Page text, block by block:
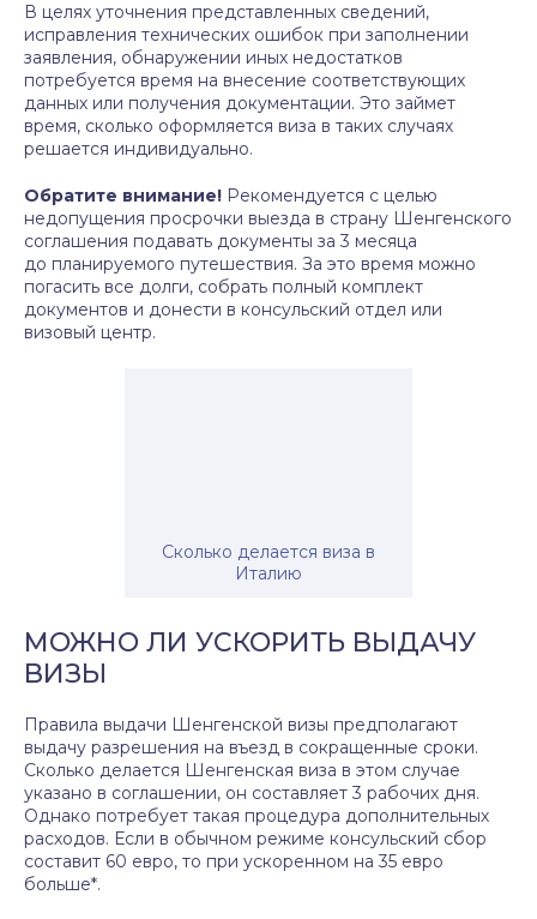
В целях уточнения представленных сведений,
исправления технических ошибок при заполнении
заявления, обнаружении иных недостатков
потребуется время на внесение соответствующих
данных или получения документации. Это займет
время, сколько оформляется виза в таких случаях
решается индивидуально.
Обратите внимание! Рекомендуется с целью
недопущения просрочки выезда в страну Шенгенского
соглашения подавать документы за 3 месяца
до планируемого путешествия. За это время можно
погасить все долги, собрать полный комплект
документов и донести в консульский отдел или
визовый центр.
Cколько делается виза в
Италию
МОЖНО ЛИ УСКОРИТЬ ВЫДАЧУ
ВИЗЫ
Правила выдачи Шенгенской визы предполагают
выдачу разрешения на въезд в сокращенные сроки.
Сколько делается Шенгенская виза в этом случае
указано в соглашении, он составляет 3 рабочих дня.
Однако потребует такая процедура дополнительных
расходов. Если в обычном режиме консульский сбор
составит 60 евро, то при ускоренном на 35 евро
больше*.